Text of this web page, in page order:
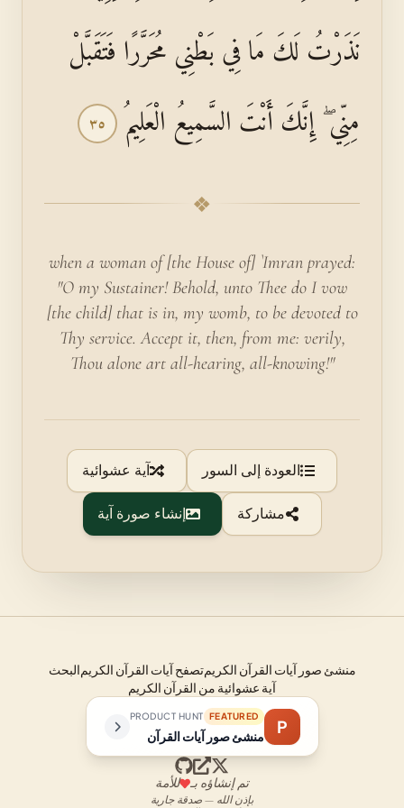
نَذَرْتُ لَكَ مَا فِي بَطْنِي مُحَرَّرًا فَتَقَبَّلْ
مِنِّي ۖ إِنَّكَ أَنْتَ السَّمِيعُ الْعَلِيمُ ٣٥
❖
when a woman of [the House of] `Imran prayed:
"O my Sustainer! Behold, unto Thee do I vow
[the child] that is in, my womb, to be devoted to
Thy service. Accept it, then, from me: verily,
Thou alone art all-hearing, all-knowing!"
العودة إلى السور آية عشوائية
مشاركة إنشاء صورة آية
منشئ صور آيات القرآن الكريمتصفح آيات القرآن الكريمالبحث
آية عشوائية من القرآن الكريم
P
FEATURED
PRODUCT HUNT
منشئ صور آيات القرآن
تم إنشاؤه بـ للأمة
بإذن الله — صدقة جارية